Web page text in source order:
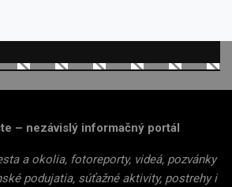
– nezávislý informačný portál
a okolia, fotoreporty, videá, pozvánky
podujatia, súťažné aktivity, postrehy i